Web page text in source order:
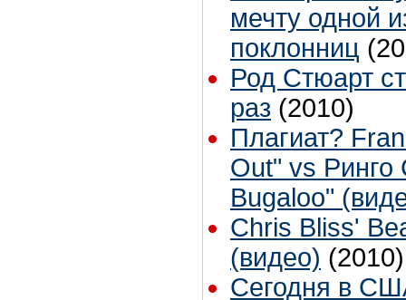
мечту одной
поклонниц
Род Стюарт
раз (2010)
Плагиат?
Out" vs Ринго
Bugaloo"
Chris Bliss'
(видео) (2010)
Сегодня в